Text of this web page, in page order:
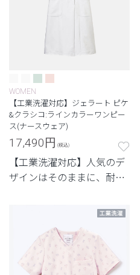
WOMEN
【工業洗濯対応】ジェラート ピケ
&クラシコ:ラインカラーワンピー
ス(ナースウェア)
17,490円 (税込)
【工業洗濯対応】人気のデ
ザインはそのままに、耐久